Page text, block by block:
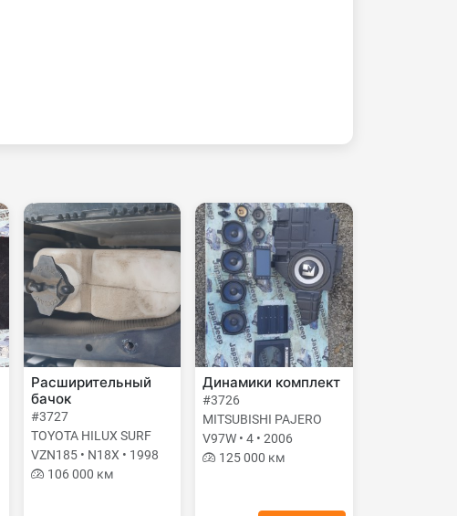
Расширительный
бачок
#3727
TOYOTA HILUX SURF
VZN185 • N18X • 1998
106 000 км
Динамики комплект
#3726
MITSUBISHI PAJERO
V97W • 4 • 2006
125 000 км